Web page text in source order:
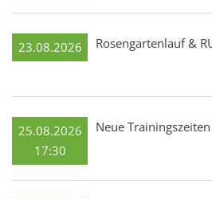
23.08.2026 Rosengartenlauf &
25.08.2026
17:30
Neue